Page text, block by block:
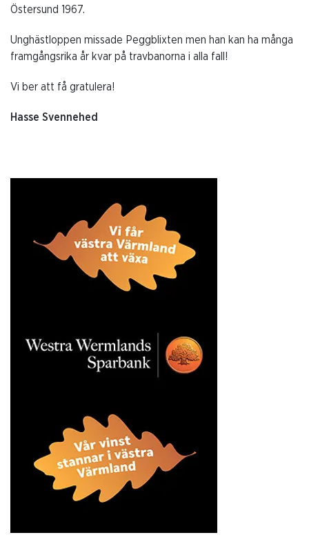
Östersund 1967.
Unghästloppen missade Peggblixten men han kan ha många
framgångsrika år kvar på travbanorna i alla fall!
Vi ber att få gratulera!
Hasse Svennehed